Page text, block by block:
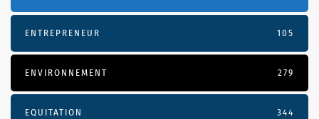
ENTREPRENEUR 105
ENVIRONNEMENT 279
EQUITATION 344